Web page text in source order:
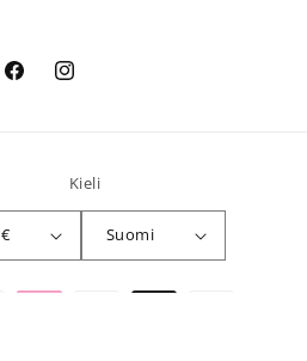
FacebookInstagram
Suomi | EUR €
Kieli
Suomi